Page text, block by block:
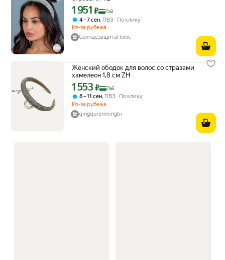
Цена с картой Яндекс Пэй 1951 ₽ вместо
1 951 ₽ Пэй
4 – 7 сен, ПВЗ
По клику
Из-за рубежа
СолнцезащитаПлюс
Женский ободок для волос со стразами
хамелеон 1,8 см ZH
Цена с картой Яндекс Пэй 1553 ₽ вместо
1 553₽ Пэй
8 – 11 сен, ПВЗ
По клику
Из-за рубежа
qingqurenmingbi